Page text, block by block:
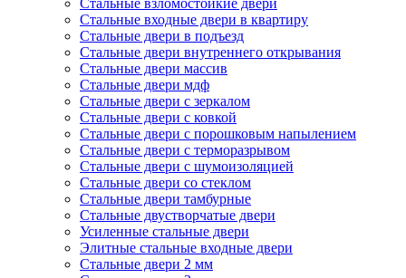
Стальные взломостойкие двери
Стальные входные двери в квартиру
Стальные двери в подъезд
Стальные двери внутреннего открывания
Стальные двери массив
Стальные двери мдф
Стальные двери с зеркалом
Стальные двери с ковкой
Стальные двери с порошковым напылением
Стальные двери с терморазрывом
Стальные двери с шумоизоляцией
Стальные двери со стеклом
Стальные двери тамбурные
Стальные двустворчатые двери
Усиленные стальные двери
Элитные стальные входные двери
Стальные двери 2 мм